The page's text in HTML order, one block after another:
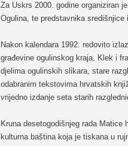
Za Uskrs 2000. godine organiziran
Ogulina, te predstavnika središnjice
Nakon kalendara 1992. redovito
građevine ogulinskog kraja, Klek i
djelima ogulinskih slikara, stare
odabranim tekstovima hrvatskih
vrijedno izdanje seta starih
Kruna desetogodišnjeg rada Matice
kulturna baština koja je tiskana u